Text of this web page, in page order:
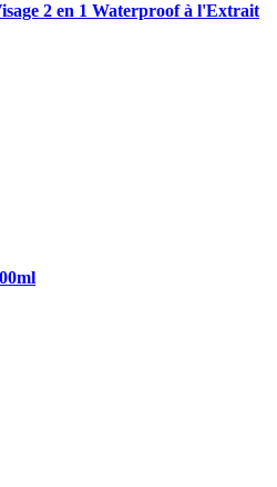
2 en 1 Waterproof à l'Extrait